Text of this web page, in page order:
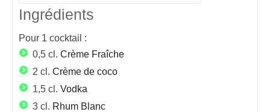
Ingrédients
Pour 1 cocktail :
0,5 cl. Crème Fraîche
2 cl. Crème de coco
1,5 cl. Vodka
3 cl. Rhum Blanc